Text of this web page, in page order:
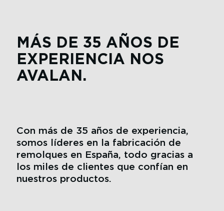
MÁS DE 35 AÑOS DE
EXPERIENCIA NOS
AVALAN.
Con más de 35 años de experiencia,
somos líderes en la fabricación de
remolques en España, todo gracias a
los miles de clientes que confían en
nuestros productos.